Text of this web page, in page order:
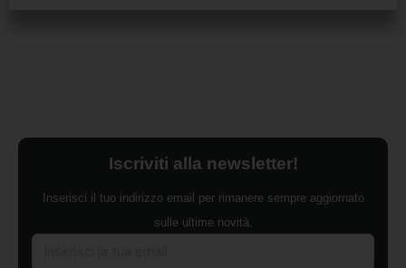
Iscriviti alla newsletter!
Inserisci il tuo indirizzo email per rimanere sempre aggiornato
sulle ultime novità.